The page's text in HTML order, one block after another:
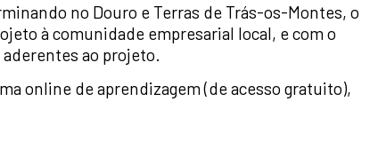
no Douro e Terras de Trás-os-Montes, o
à comunidade empresarial local, e com o
ao projeto.
online de aprendizagem (de acesso gratuito),